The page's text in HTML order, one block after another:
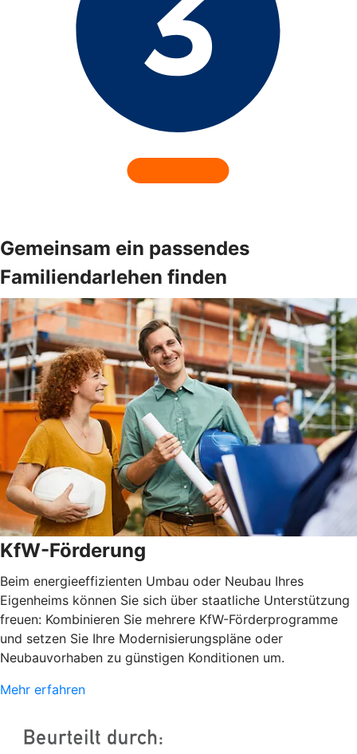
Gemeinsam ein passendes
Familiendarlehen finden
KfW-Förderung
Beim energieeffizienten Umbau oder Neubau Ihres
Eigenheims können Sie sich über staatliche Unterstützung
freuen: Kombinieren Sie mehrere KfW-Förderprogramme
und setzen Sie Ihre Modernisierungspläne oder
Neubauvorhaben zu günstigen Konditionen um.
Mehr erfahren